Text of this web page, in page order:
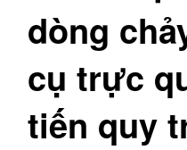
dòng
cụ trực
tiến quy